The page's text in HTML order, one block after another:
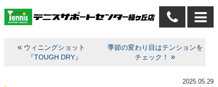
« ウィニングショット
『TOUGH DRY』
季節の変わり目はテンションを
チェック！
»
2025.05.29